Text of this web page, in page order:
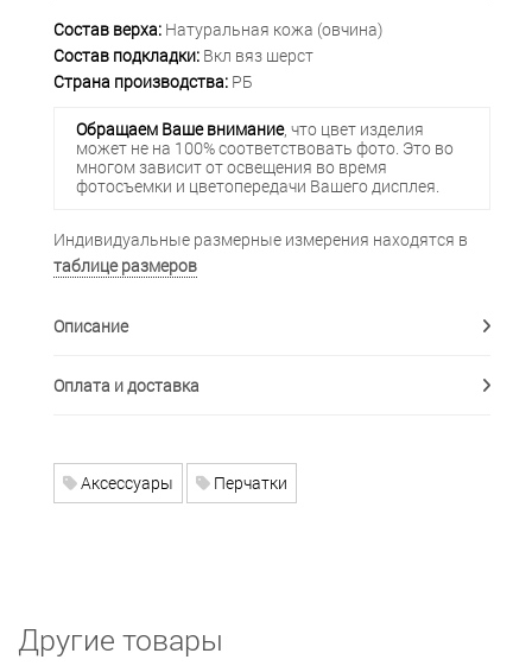
Состав верха: Натуральная кожа (овчина)
Состав подкладки: Вкл вяз шерст
Страна производства: РБ
Обращаем Ваше внимание, что цвет изделия
может не на 100% соответствовать фото. Это во
многом зависит от освещения во время
фотосъемки и цветопередачи Вашего дисплея.
Индивидуальные размерные измерения находятся в
таблице размеров
Описание
Оплата и доставка
Аксессуары Перчатки
Другие товары